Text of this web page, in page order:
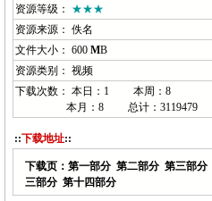
资源等级：
★★★
资源来源： 佚名
文件大小： 600 MB
资源类别： 视频
下载次数： 本日： 1 本周： 8
本月： 8 总计： 3119479
::下载地址::
下载页： 第一部分 第二部分 第三部分
三部分 第十四部分